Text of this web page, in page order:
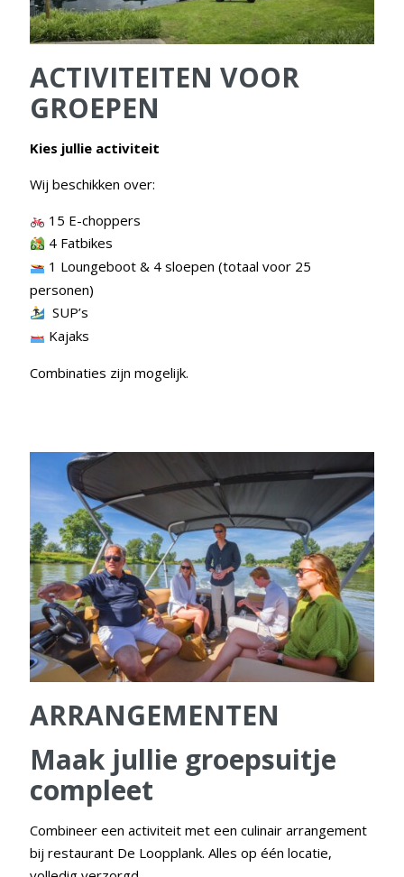
ACTIVITEITEN VOOR
GROEPEN
Kies jullie activiteit
Wij beschikken over:
15 E-choppers
4 Fatbikes
1 Loungeboot & 4 sloepen (totaal voor 25
personen)
SUP’s
Kajaks
Combinaties zijn mogelijk.
ARRANGEMENTEN
Maak jullie groepsuitje
compleet
Combineer een activiteit met een culinair arrangement
bij restaurant De Loopplank. Alles op één locatie,